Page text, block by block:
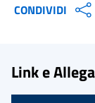
CONDIVIDI
Link e